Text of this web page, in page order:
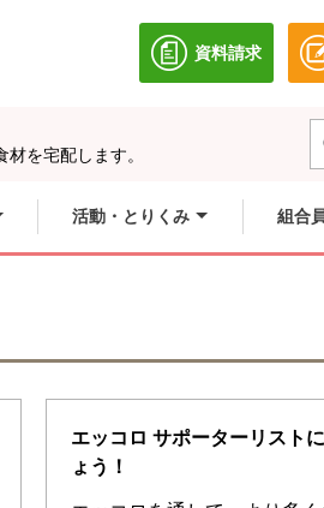
資料請求
別のウィンドウ
を宅配します。
活動・とりくみ 組合
エッコロ サポーターリスト
ょう！